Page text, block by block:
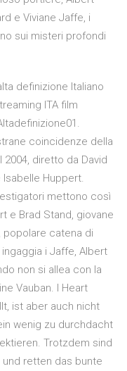
e Viviane Jaffe, i
sui misteri profondi
definizione Italiano
ITA film
coincidenze della
diretto da David
Huppert.
mettono così
e Brad Stand, giovane
popolare catena di
i Jaffe, Albert
non si allea con la
Vauban. I Heart
ist aber auch nicht
wenig zu durchdacht
Trotzdem sind
retten das bunte